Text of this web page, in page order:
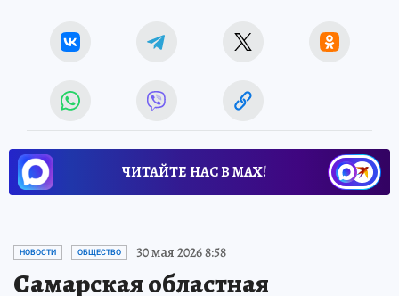
ЧИТАЙТЕ НАС В МАХ!
НОВОСТИ ОБЩЕСТВО 30 мая 2026 8:58